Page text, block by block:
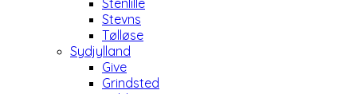
Stenlille
Stevns
Tølløse
Sydjylland
Give
Grindsted